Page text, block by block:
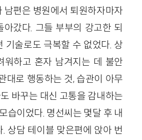
남편은 병원에서 퇴원하자마자
아갔다. 그들 부부의 강고한 되
기술로도 극복할 수 없었다. 상
워하고 혼자 남겨지는 데 불안
대로 행동하는 것, 습관이 아무
바꾸는 대신 고통을 감내하는
습이었다. 명선씨는 몇달 후 내
상담 테이블 맞은편에 앉아 번